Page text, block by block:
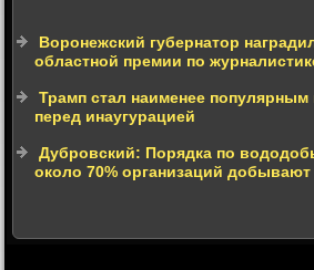
Воронежский губернатор
областной премии по
Трамп стал наименее
перед инаугурацией
Дубровский: Порядка по
около 70% организаций